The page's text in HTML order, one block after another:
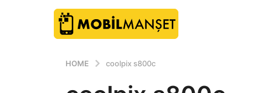
HOME coolpix s800c